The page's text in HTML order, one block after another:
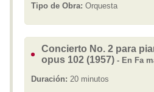
Tipo de Obra: Orquesta
Concierto No. 2 para
opus 102 (1957) - En Fa
Duración: 20 minutos